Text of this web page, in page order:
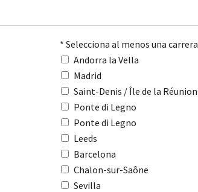
* Selecciona al menos una carrera
Andorra la Vella
Madrid
Saint-Denis / Île de la Réunion
Ponte di Legno
Ponte di Legno
Leeds
Barcelona
Chalon-sur-Saône
Sevilla